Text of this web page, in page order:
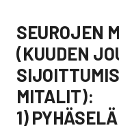
SEUROJEN
(KUUDEN
MITALIT):
1)